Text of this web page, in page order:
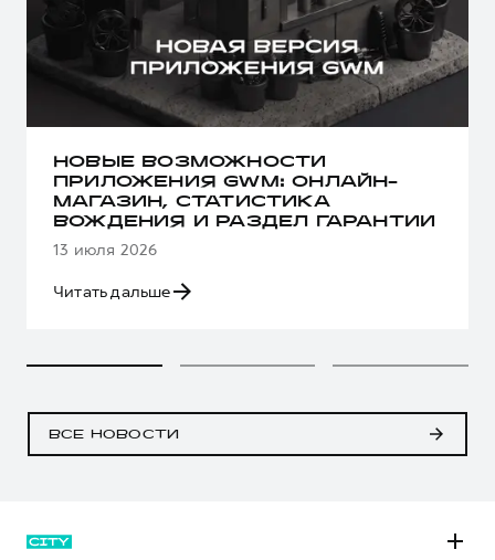
НОВЫЕ ВОЗМОЖНОСТИ
ПРИЛОЖЕНИЯ GWM: ОНЛАЙН-
МАГАЗИН, СТАТИСТИКА
ВОЖДЕНИЯ И РАЗДЕЛ ГАРАНТИИ
13 июля 2026
Читать дальше
ВСЕ НОВОСТИ